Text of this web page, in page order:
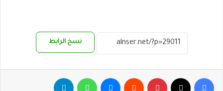
نسخ الرابط
فيسبوك بينتيريست ماسنجر واتساب